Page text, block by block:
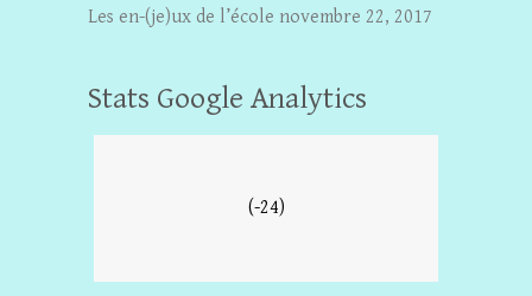
Les en-(je)ux de l’école novembre 22, 2017
Stats Google Analytics
(-24)